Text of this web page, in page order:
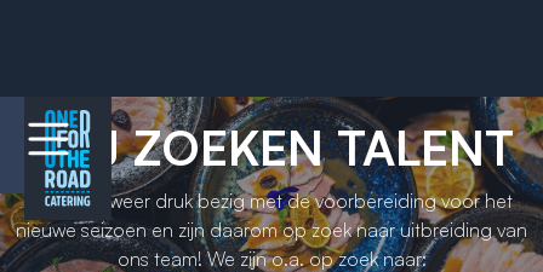
WIJ ZOEKEN TALENT
We zijn alweer druk bezig met de voorbereiding voor het
nieuwe seizoen en zijn daarom op zoek naar uitbreiding van
ons team! We zijn o.a. op zoek naar: